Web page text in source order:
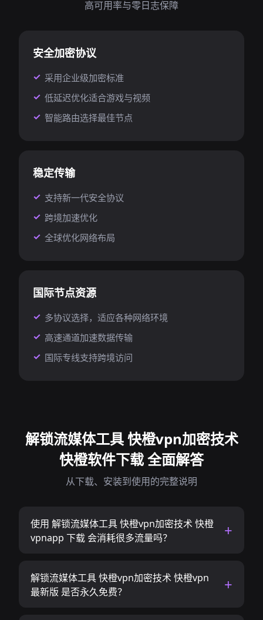
高可用率与零日志保障
安全加密协议
采用企业级加密标准
低延迟优化适合游戏与视频
智能路由选择最佳节点
稳定传输
支持新一代安全协议
跨境加速优化
全球优化网络布局
国际节点资源
多协议选择，适应各种网络环境
高速通道加速数据传输
国际专线支持跨境访问
解锁流媒体工具 快橙vpn加密技术
快橙软件下载 全面解答
从下载、安装到使用的完整说明
使用 解锁流媒体工具 快橙vpn加密技术 快橙
vpnapp 下载 会消耗很多流量吗？
解锁流媒体工具 快橙vpn加密技术 快橙vpn
最新版 是否永久免费？